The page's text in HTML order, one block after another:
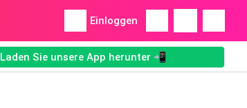
Einloggen
Laden Sie unsere App herunter 📲